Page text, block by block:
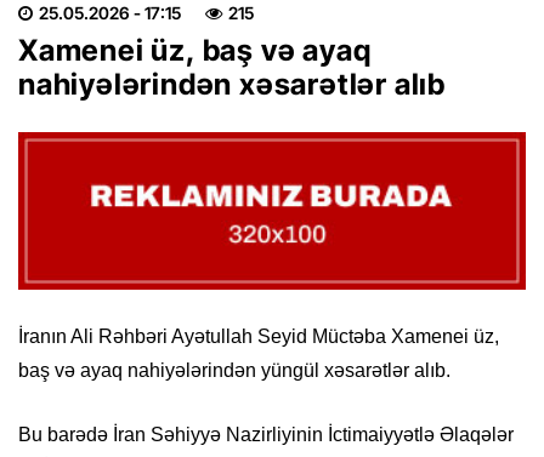
25.05.2026 - 17:15 215
Xamenei üz, baş və ayaq
nahiyələrindən xəsarətlər alıb
İranın Ali Rəhbəri Ayətullah Seyid Müctəba Xamenei üz,
baş və ayaq nahiyələrindən yüngül xəsarətlər alıb.
Bu barədə İran Səhiyyə Nazirliyinin İctimaiyyətlə Əlaqələr